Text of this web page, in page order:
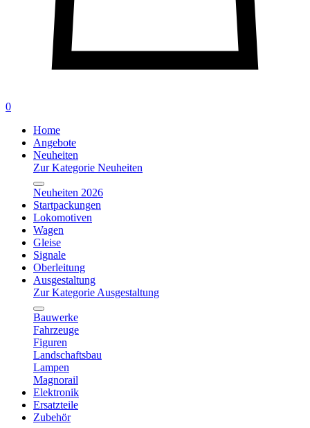
0
Home
Angebote
Neuheiten
Zur Kategorie Neuheiten
Neuheiten 2026
Startpackungen
Lokomotiven
Wagen
Gleise
Signale
Oberleitung
Ausgestaltung
Zur Kategorie Ausgestaltung
Bauwerke
Fahrzeuge
Figuren
Landschaftsbau
Lampen
Magnorail
Elektronik
Ersatzteile
Zubehör